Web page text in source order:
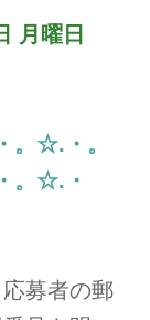
月曜日
☆.・。
。☆.・
募者の郵